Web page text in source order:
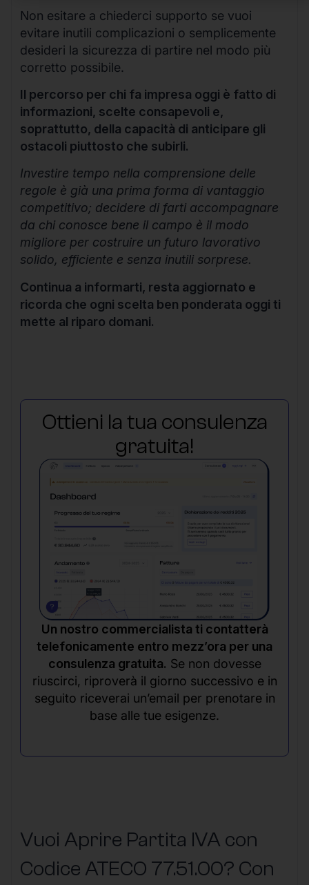
Non esitare a chiederci supporto se vuoi
evitare inutili complicazioni o semplicemente
desideri la sicurezza di partire nel modo più
corretto possibile.
Il percorso per chi fa impresa oggi è fatto di
informazioni, scelte consapevoli e,
soprattutto, della capacità di anticipare gli
ostacoli piuttosto che subirli.
Investire tempo nella comprensione delle
regole è già una prima forma di vantaggio
competitivo; decidere di farti accompagnare
da chi conosce bene il campo è il modo
migliore per costruire un futuro lavorativo
solido, efficiente e senza inutili sorprese.
Continua a informarti, resta aggiornato e
ricorda che ogni scelta ben ponderata oggi ti
mette al riparo domani.
Ottieni la tua consulenza
gratuita!
Un nostro commercialista ti contatterà
telefonicamente entro mezz’ora per una
consulenza gratuita. Se non dovesse
riuscirci, riproverà il giorno successivo e in
seguito riceverai un’email per prenotare in
base alle tue esigenze.
Vuoi Aprire Partita IVA con
Codice ATECO 77.51.00? Con